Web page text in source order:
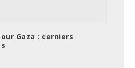
Gaza : derniers